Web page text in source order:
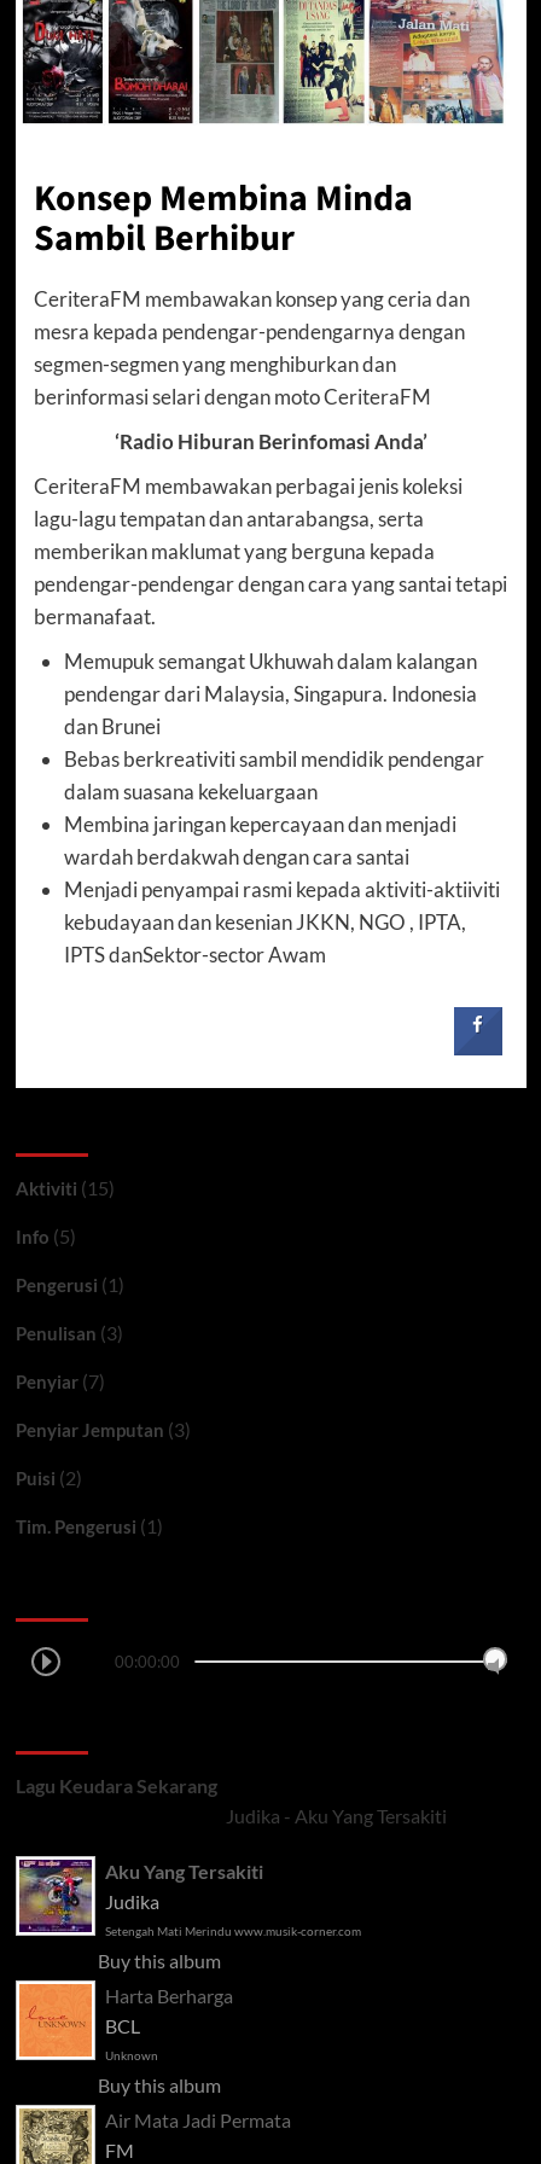
Konsep Membina Minda
Sambil Berhibur
CeriteraFM membawakan konsep yang ceria dan
mesra kepada pendengar-pendengarnya dengan
segmen-segmen yang menghiburkan dan
berinformasi selari dengan moto CeriteraFM
‘Radio Hiburan Berinfomasi Anda’
CeriteraFM membawakan perbagai jenis koleksi
lagu-lagu tempatan dan antarabangsa, serta
memberikan maklumat yang berguna kepada
pendengar-pendengar dengan cara yang santai tetapi
bermanafaat.
Memupuk semangat Ukhuwah dalam kalangan
pendengar dari Malaysia, Singapura. Indonesia
dan Brunei
Bebas berkreativiti sambil mendidik pendengar
dalam suasana kekeluargaan
Membina jaringan kepercayaan dan menjadi
wardah berdakwah dengan cara santai
Menjadi penyampai rasmi kepada aktiviti-aktiiviti
kebudayaan dan kesenian JKKN, NGO , IPTA,
IPTS danSektor-sector Awam
Aktiviti (15)
Info (5)
Pengerusi (1)
Penulisan (3)
Penyiar(7)
Penyiar Jemputan (3)
Puisi (2)
Tim. Pengerusi (1)
00:00:00
Lagu Keudara Sekarang
Judika - Aku Yang Tersakiti
Aku Yang Tersakiti
Judika
Setengah Mati Merindu www.musik-corner.com
Buy this album
Harta Berharga
BCL
Unknown
Buy this album
Air Mata Jadi Permata
FM